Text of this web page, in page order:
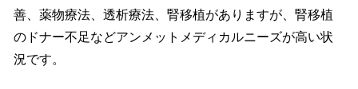
善、薬物療法、透析療法、腎移植がありますが、腎移植
のドナー不足などアンメットメディカルニーズが高い状
況です。